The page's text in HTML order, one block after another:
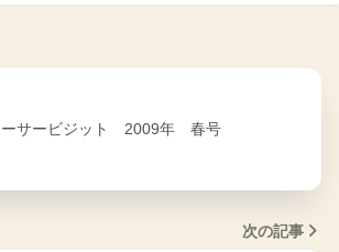
ーサービジット 2009年 春号
次の記事